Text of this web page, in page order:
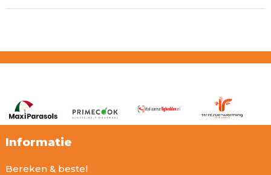
Informatie
Bereken & bestel